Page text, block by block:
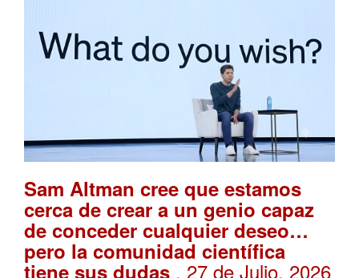
Sam Altman cree que estamos
cerca de crear a un genio capaz
de conceder cualquier deseo…
pero la comunidad científica
tiene sus dudas . 27 de Julio, 2026